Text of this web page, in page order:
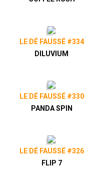
LE DÉ FAUSSÉ #334
DILUVIUM
LE DÉ FAUSSÉ #330
PANDA SPIN
LE DÉ FAUSSÉ #326
FLIP 7